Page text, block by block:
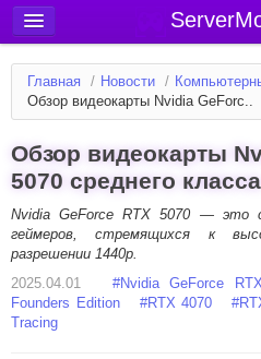
Добавить сервер
Мониторинг серверов
Форум
Вход в аккаунт
Главная / Новости /
Обзор видеокарты Nvidia GeForc..
Обзор видеокарты
5070 среднего класса
Nvidia GeForce RTX 5070 — это
геймеров, стремящихся к
разрешении 1440p.
2025.04.01
#Nvidia GeForce
Founders Edition
#RTX 4070 #
Tracing